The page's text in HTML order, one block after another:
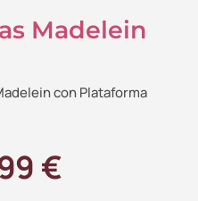
Madelein
con Plataforma
€El